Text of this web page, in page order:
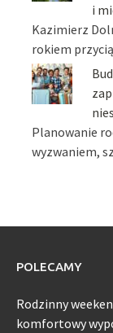
i
Kazimierz
rokiem
Planowanie
wyzwaniem,
POLECAMY
Rodzinny
komfortowy